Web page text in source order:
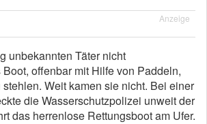
Anzeige
unbekannten Täter nicht
offenbar mit Hilfe von Paddeln,
Weit kamen sie nicht. Bei einer
die Wasserschutzpolizei unweit der
das herrenlose Rettungsboot am Ufer.